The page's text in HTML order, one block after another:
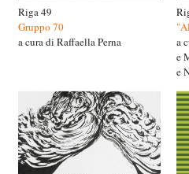
Riga 49
Gruppo 70
a cura di Raffaella Perna
a
e
e